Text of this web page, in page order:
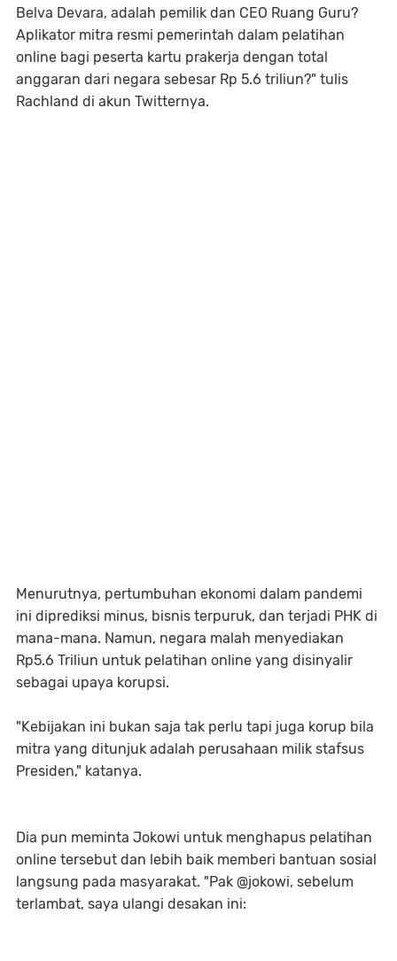
Belva Devara, adalah pemilik dan CEO Ruang Guru?
Aplikator mitra resmi pemerintah dalam pelatihan
online bagi peserta kartu prakerja dengan total
anggaran dari negara sebesar Rp 5.6 triliun?" tulis
Rachland di akun Twitternya.
Menurutnya, pertumbuhan ekonomi dalam pandemi
ini diprediksi minus, bisnis terpuruk, dan terjadi PHK di
mana-mana. Namun, negara malah menyediakan
Rp5.6 Triliun untuk pelatihan online yang disinyalir
sebagai upaya korupsi.
"Kebijakan ini bukan saja tak perlu tapi juga korup bila
mitra yang ditunjuk adalah perusahaan milik stafsus
Presiden," katanya.
Dia pun meminta Jokowi untuk menghapus pelatihan
online tersebut dan lebih baik memberi bantuan sosial
langsung pada masyarakat. "Pak @jokowi, sebelum
terlambat, saya ulangi desakan ini: